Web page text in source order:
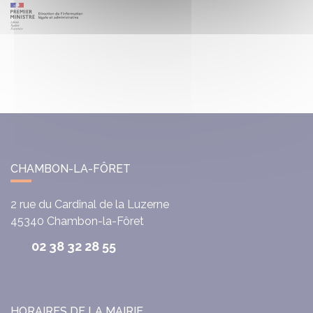
CHAMBON-LA-FÔRET
2 rue du Cardinal de la Luzerne
45340 Chambon-la-Fôret
02 38 32 28 55